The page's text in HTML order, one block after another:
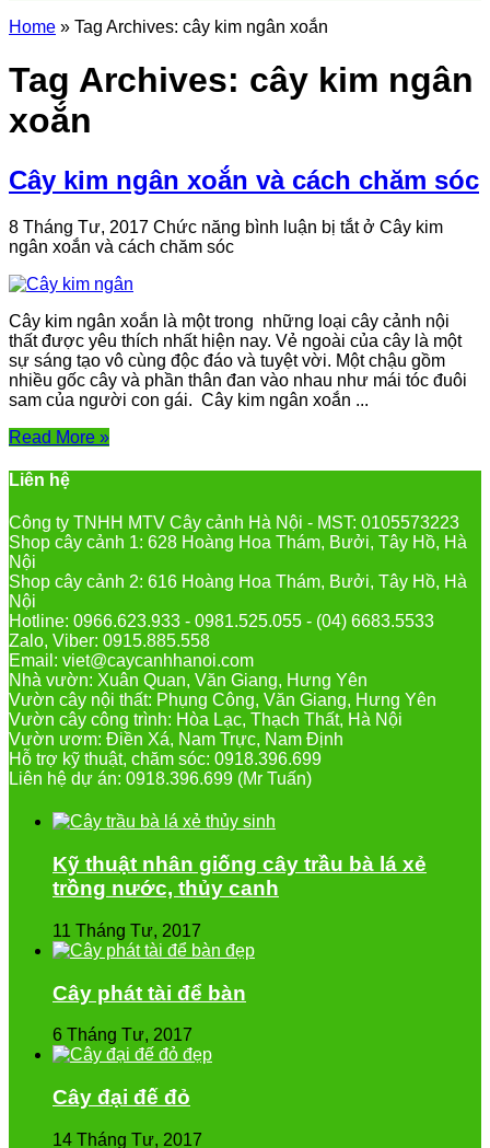
Home » Tag Archives: cây kim ngân xoắn
Tag Archives: cây kim ngân
xoắn
Cây kim ngân xoắn và cách chăm sóc
8 Tháng Tư, 2017 Chức năng bình luận bị tắtở Cây kim
ngân xoắn và cách chăm sóc
Cây kim ngân xoắn là một trong những loại cây cảnh nội
thất được yêu thích nhất hiện nay. Vẻ ngoài của cây là một
sự sáng tạo vô cùng độc đáo và tuyệt vời. Một chậu gồm
nhiều gốc cây và phần thân đan vào nhau như mái tóc đuôi
sam của người con gái. Cây kim ngân xoắn ...
Read More »
Liên hệ
Công ty TNHH MTV Cây cảnh Hà Nội - MST: 0105573223
Shop cây cảnh 1: 628 Hoàng Hoa Thám, Bưởi, Tây Hồ, Hà
Nội
Shop cây cảnh 2: 616 Hoàng Hoa Thám, Bưởi, Tây Hồ, Hà
Nội
Hotline: 0966.623.933 - 0981.525.055 - (04) 6683.5533
Zalo, Viber: 0915.885.558
Email: viet@caycanhhanoi.com
Nhà vườn: Xuân Quan, Văn Giang, Hưng Yên
Vườn cây nội thất: Phụng Công, Văn Giang, Hưng Yên
Vườn cây công trình: Hòa Lạc, Thạch Thất, Hà Nội
Vườn ươm: Điền Xá, Nam Trực, Nam Định
Hỗ trợ kỹ thuật, chăm sóc: 0918.396.699
Liên hệ dự án: 0918.396.699 (Mr Tuấn)
Kỹ thuật nhân giống cây trầu bà lá xẻ
trồng nước, thủy canh
11 Tháng Tư, 2017
Cây phát tài để bàn
6 Tháng Tư, 2017
Cây đại đế đỏ
14 Tháng Tư, 2017